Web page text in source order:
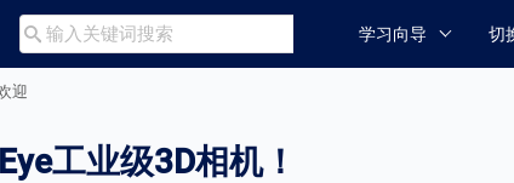
 学习向导 切
迎
工业级3D相机！